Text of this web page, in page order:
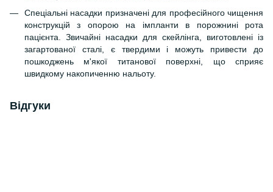
Спеціальні насадки призначені для професійного чищення
конструкцій з опорою на імпланти в порожнині рота
пацієнта. Звичайні насадки для скейлінга, виготовлені із
загартованої сталі, є твердими і можуть привести до
пошкоджень м'якої титанової поверхні, що сприяє
швидкому накопиченню нальоту.
Відгуки